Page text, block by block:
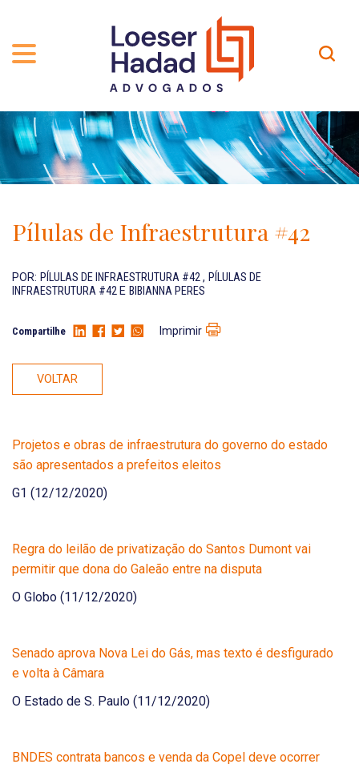
QUEM SOMOS
TRAJETÓRIA
INCLUSÃO E DIVERSIDADE
PRÊMIOS
ÁREAS DE ATUAÇÃO
PROFISSIONAIS
CARREIRA
Contato
Localização
EN-US
Pílulas de Infraestrutura #42
POR: PÍLULAS DE INFRAESTRUTURA #42, PÍLULAS DE
INFRAESTRUTURA #42 E BIBIANNA PERES
Compartilhe Imprimir
VOLTAR
Projetos e obras de infraestrutura do governo do estado
são apresentados a prefeitos eleitos
G1 (12/12/2020)
Regra do leilão de privatização do Santos Dumont vai
permitir que dona do Galeão entre na disputa
O Globo (11/12/2020)
Senado aprova Nova Lei do Gás, mas texto é desfigurado
e volta à Câmara
O Estado de S. Paulo (11/12/2020)
BNDES contrata bancos e venda da Copel deve ocorrer